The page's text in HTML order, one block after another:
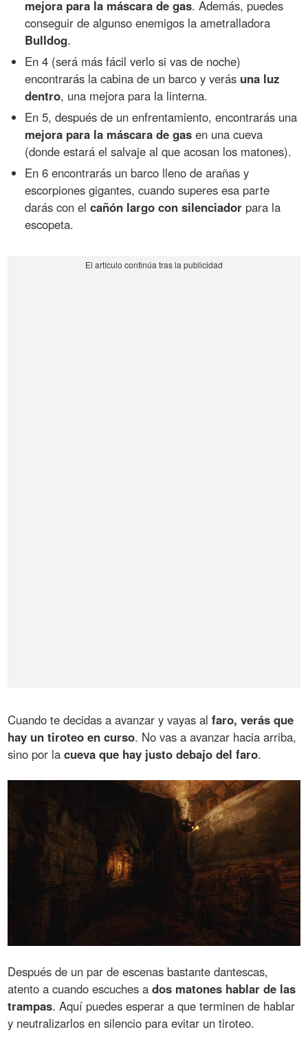
mejora para la máscara de gas. Además, puedes
conseguir de algunso enemigos la ametralladora
Bulldog.
En 4 (será más fácil verlo si vas de noche)
encontrarás la cabina de un barco y verás una luz
dentro, una mejora para la linterna.
En 5, después de un enfrentamiento, encontrarás una
mejora para la máscara de gas en una cueva
(donde estará el salvaje al que acosan los matones).
En 6 encontrarás un barco lleno de arañas y
escorpiones gigantes, cuando superes esa parte
darás con elcañón largo con silenciador para la
escopeta.
Cuando te decidas a avanzar y vayas alfaro, verás que
hay un tiroteo en curso. No vas a avanzar hacia arriba,
sino por lacueva que hay justo debajo del faro.
Después de un par de escenas bastante dantescas,
atento a cuando escuches ados matones hablar de las
trampas. Aquí puedes esperar a que terminen de hablar
y neutralizarlos en silencio para evitar un tiroteo.